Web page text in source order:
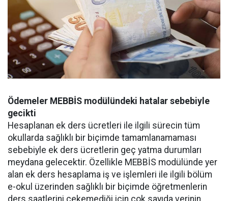
Ödemeler MEBBİS modülündeki hatalar sebebiyle
gecikti
Hesaplanan ek ders ücretleri ile ilgili sürecin tüm
okullarda sağlıklı bir biçimde tamamlanamaması
sebebiyle ek ders ücretlerin geç yatma durumları
meydana gelecektir. Özellikle MEBBİS modülünde yer
alan ek ders hesaplama iş ve işlemleri ile ilgili bölüm
e-okul üzerinden sağlıklı bir biçimde öğretmenlerin